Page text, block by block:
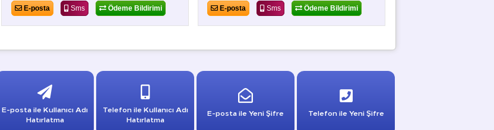
E-posta Sms Ödeme Bildirimi E-posta Sms Ödeme Bildirimi
E-posta ile Kullanıcı Adı
Hatırlatma
Telefon ile Kullanıcı Adı
Hatırlatma
E-posta ile Yeni Şifre Telefon ile Yeni Şifre